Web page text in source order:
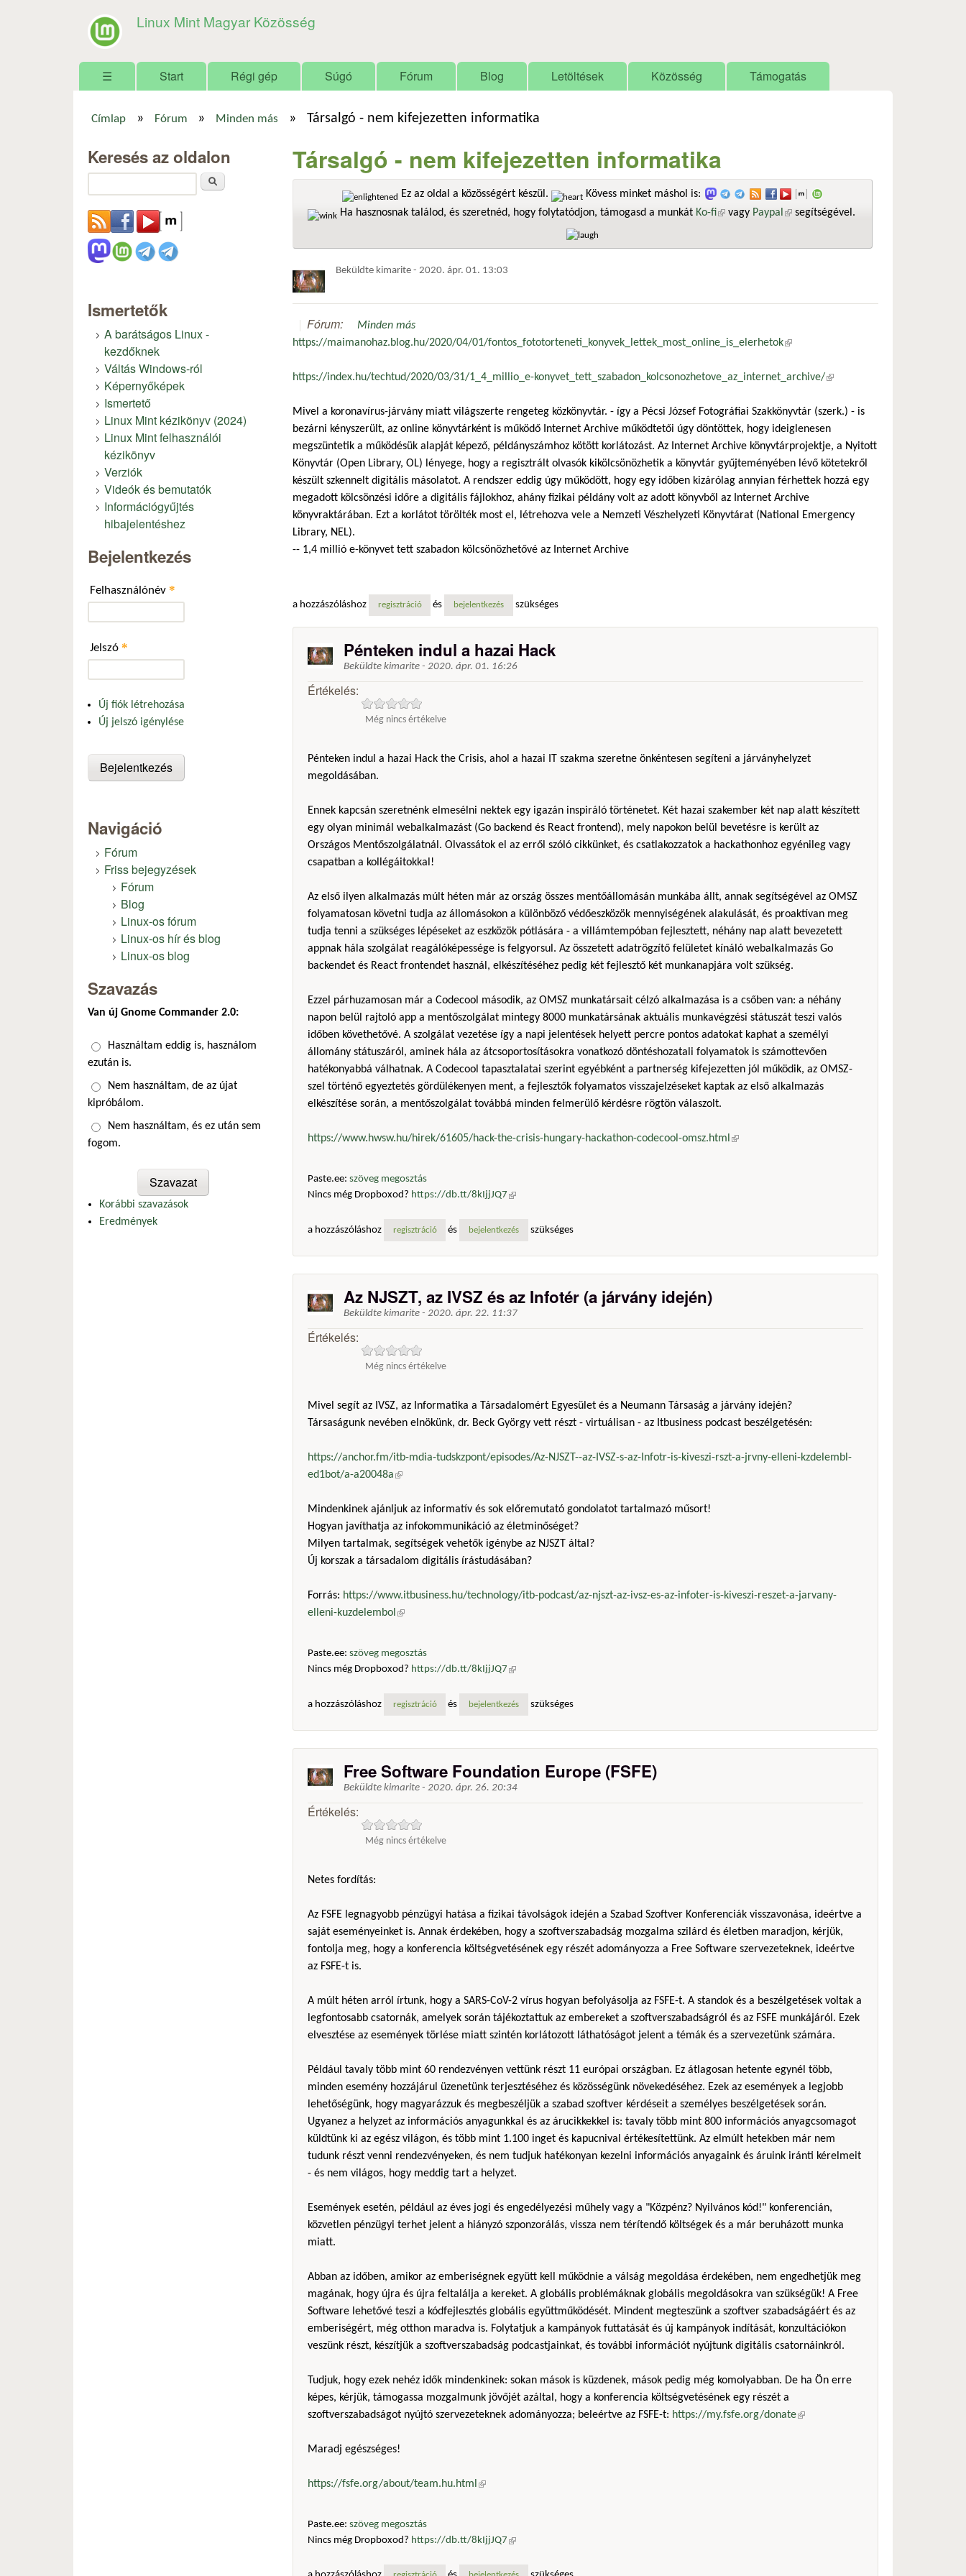
Linux Mint Magyar Közösség
Főmenü
☰ Start Régi gép Súgó Fórum Blog Letöltések Közösség Támogatás
Címlap » Fórum » Minden más » Társalgó - nem kifejezetten informatika
Társalgó - nem kifejezetten informatika
Ez az oldal a közösségért készül.
Kövess minket máshol is:
Ha hasznosnak találod, és szeretnéd, hogy folytatódjon, támogasd a munkát Ko-fi(külső hivatkozás)
vagy Paypal (külső hivatkozás)
segítségével.
Beküldte kimarite - 2020. ápr. 01. 13:03
Fórum:
Minden más
https://maimanohaz.blog.hu/2020/04/01/fontos_fototorteneti_konyvek_lettek_most_online_is_elerhetok(külső hivatkozás)
https://index.hu/techtud/2020/03/31/1_4_millio_e-konyvet_tett_szabadon_kolcsonozhetove_az_internet_archive/(külső hivatkozás)
Mivel a koronavírus-járvány miatt világszerte rengeteg közkönyvtár. - így a Pécsi József Fotográfiai Szakkönyvtár (szerk.) - is
bezárni kényszerült, az online könyvtárként is működő Internet Archive működtetői úgy döntöttek, hogy ideiglenesen
megszüntetik a működésük alapját képező, példányszámhoz kötött korlátozást. Az Internet Archive könyvtárprojektje, a Nyitott
Könyvtár (Open Library, OL) lényege, hogy a regisztrált olvasók kikölcsönözhetik a könyvtár gyűjteményében lévő kötetekről
készült szkennelt digitális másolatot. A rendszer eddig úgy működött, hogy egy időben kizárólag annyian férhettek hozzá egy
megadott kölcsönzési időre a digitális fájlokhoz, ahány fizikai példány volt az adott könyvből az Internet Archive
könyvraktárában. Ezt a korlátot törölték most el, létrehozva vele a Nemzeti Vészhelyzeti Könyvtárat (National Emergency
Library, NEL).
-- 1,4 millió e-könyvet tett szabadon kölcsönözhetővé az Internet Archive
a hozzászóláshoz regisztráció és bejelentkezés szükséges
Pénteken indul a hazai Hack
Beküldte kimarite - 2020. ápr. 01. 16:26
Értékelés:
Még nincs értékelve
Pénteken indul a hazai Hack the Crisis, ahol a hazai IT szakma szeretne önkéntesen segíteni a járványhelyzet
megoldásában.
Ennek kapcsán szeretnénk elmesélni nektek egy igazán inspiráló történetet. Két hazai szakember két nap alatt készített
egy olyan minimál webalkalmazást (Go backend és React frontend), mely napokon belül bevetésre is került az
Országos Mentőszolgálatnál. Olvassátok el az erről szóló cikkünket, és csatlakozzatok a hackathonhoz egyénileg vagy
csapatban a kollégáitokkal!
Az első ilyen alkalmazás múlt héten már az ország összes mentőállomásán munkába állt, annak segítségével az OMSZ
folyamatosan követni tudja az állomásokon a különböző védőeszközök mennyiségének alakulását, és proaktívan meg
tudja tenni a szükséges lépéseket az eszközök pótlására - a villámtempóban fejlesztett, néhány nap alatt bevezetett
appnak hála szolgálat reagálóképessége is felgyorsul. Az összetett adatrögzítő felületet kínáló webalkalmazás Go
backendet és React frontendet használ, elkészítéséhez pedig két fejlesztő két munkanapjára volt szükség.
Ezzel párhuzamosan már a Codecool második, az OMSZ munkatársait célzó alkalmazása is a csőben van: a néhány
napon belül rajtoló app a mentőszolgálat mintegy 8000 munkatársának aktuális munkavégzési státuszát teszi valós
időben követhetővé. A szolgálat vezetése így a napi jelentések helyett percre pontos adatokat kaphat a személyi
állomány státuszáról, aminek hála az átcsoportosításokra vonatkozó döntéshozatali folyamatok is számottevően
hatékonyabbá válhatnak. A Codecool tapasztalatai szerint egyébként a partnerség kifejezetten jól működik, az OMSZ-
szel történő egyeztetés gördülékenyen ment, a fejlesztők folyamatos visszajelzéseket kaptak az első alkalmazás
elkészítése során, a mentőszolgálat továbbá minden felmerülő kérdésre rögtön válaszolt.
https://www.hwsw.hu/hirek/61605/hack-the-crisis-hungary-hackathon-codecool-omsz.html(külső hivatkozás)
Paste.ee: szöveg megosztás
Nincs még Dropboxod? https://db.tt/8kIjjJQ7 (külső hivatkozás)
a hozzászóláshoz regisztráció és bejelentkezés szükséges
Az NJSZT, az IVSZ és az Infotér (a járvány idején)
Beküldte kimarite - 2020. ápr. 22. 11:37
Értékelés:
Még nincs értékelve
Mivel segít az IVSZ, az Informatika a Társadalomért Egyesület és a Neumann Társaság a járvány idején?
Társaságunk nevében elnökünk, dr. Beck György vett részt - virtuálisan - az Itbusiness podcast beszélgetésén:
https://anchor.fm/itb-mdia-tudskzpont/episodes/Az-NJSZT--az-IVSZ-s-az-Infotr-is-kiveszi-rszt-a-jrvny-elleni-kzdelembl-
ed1bot/a-a20048a(külső hivatkozás)
Mindenkinek ajánljuk az informatív és sok előremutató gondolatot tartalmazó műsort!
Hogyan javíthatja az infokommunikáció az életminőséget?
Milyen tartalmak, segítségek vehetők igénybe az NJSZT által?
Új korszak a társadalom digitális írástudásában?
Forrás: https://www.itbusiness.hu/technology/itb-podcast/az-njszt-az-ivsz-es-az-infoter-is-kiveszi-reszet-a-jarvany-
elleni-kuzdelembol (külső hivatkozás)
Paste.ee: szöveg megosztás
Nincs még Dropboxod? https://db.tt/8kIjjJQ7 (külső hivatkozás)
a hozzászóláshoz regisztráció és bejelentkezés szükséges
Free Software Foundation Europe (FSFE)
Beküldte kimarite - 2020. ápr. 26. 20:34
Értékelés:
Még nincs értékelve
Netes fordítás:
Az FSFE legnagyobb pénzügyi hatása a fizikai távolságok idején a Szabad Szoftver Konferenciák visszavonása, ideértve a
saját eseményeinket is. Annak érdekében, hogy a szoftverszabadság mozgalma szilárd és életben maradjon, kérjük,
fontolja meg, hogy a konferencia költségvetésének egy részét adományozza a Free Software szervezeteknek, ideértve
az FSFE-t is.
A múlt héten arról írtunk, hogy a SARS-CoV-2 vírus hogyan befolyásolja az FSFE-t. A standok és a beszélgetések voltak a
legfontosabb csatornák, amelyek során tájékoztattuk az embereket a szoftverszabadságról és az FSFE munkájáról. Ezek
elvesztése az események törlése miatt szintén korlátozott láthatóságot jelent a témák és a szervezetünk számára.
Például tavaly több mint 60 rendezvényen vettünk részt 11 európai országban. Ez átlagosan hetente egynél több,
minden esemény hozzájárul üzenetünk terjesztéséhez és közösségünk növekedéséhez. Ezek az események a legjobb
lehetőségünk, hogy magyarázzuk és megbeszéljük a szabad szoftver kérdéseit a személyes beszélgetések során.
Ugyanez a helyzet az információs anyagunkkal és az árucikkekkel is: tavaly több mint 800 információs anyagcsomagot
küldtünk ki az egész világon, és több mint 1.100 inget és kapucnival értékesítettünk. Az elmúlt hetekben már nem
tudunk részt venni rendezvényeken, és nem tudjuk hatékonyan kezelni információs anyagaink és áruink iránti kérelmeit
- és nem világos, hogy meddig tart a helyzet.
Események esetén, például az éves jogi és engedélyezési műhely vagy a "Közpénz? Nyilvános kód!" konferencián,
közvetlen pénzügyi terhet jelent a hiányzó szponzorálás, vissza nem térítendő költségek és a már beruházott munka
miatt.
Abban az időben, amikor az emberiségnek együtt kell működnie a válság megoldása érdekében, nem engedhetjük meg
magának, hogy újra és újra feltalálja a kereket. A globális problémáknak globális megoldásokra van szükségük! A Free
Software lehetővé teszi a kódfejlesztés globális együttműködését. Mindent megteszünk a szoftver szabadságáért és az
emberiségért, még otthon maradva is. Folytatjuk a kampányok futtatását és új kampányok indítását, konzultációkon
veszünk részt, készítjük a szoftverszabadság podcastjainkat, és további információt nyújtunk digitális csatornáinkról.
Tudjuk, hogy ezek nehéz idők mindenkinek: sokan mások is küzdenek, mások pedig még komolyabban. De ha Ön erre
képes, kérjük, támogassa mozgalmunk jövőjét azáltal, hogy a konferencia költségvetésének egy részét a
szoftverszabadságot nyújtó szervezeteknek adományozza; beleértve az FSFE-t: https://my.fsfe.org/donate(külső hivatkozás)
Maradj egészséges!
https://fsfe.org/about/team.hu.html (külső hivatkozás)
Paste.ee: szöveg megosztás
Nincs még Dropboxod? https://db.tt/8kIjjJQ7 (külső hivatkozás)
Keresés az oldalon
Ismertetők
A barátságos Linux -
kezdőknek
Váltás Windows-ról
Képernyőképek
Ismertető
Linux Mint kézikönyv (2024)
Linux Mint felhasználói
kézikönyv
Verziók
Videók és bemutatók
Információgyűjtés
hibajelentéshez
Bejelentkezés
Felhasználónév *
Jelszó *
Új fiók létrehozása
Új jelszó igénylése
Navigáció
Fórum
Friss bejegyzések
Fórum
Blog
Linux-os fórum
Linux-os hír és blog
Linux-os blog
Szavazás
Van új Gnome Commander 2.0:
Választások
Használtam eddig is, használom
ezután is.
Nem használtam, de az újat
kipróbálom.
Nem használtam, és ez után sem
fogom.
Korábbi szavazások
Eredmények